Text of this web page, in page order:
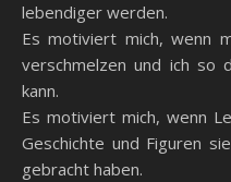
lebendiger werden.
Es motiviert mich, wenn
verschmelzen und ich so
kann.
Es motiviert mich, wenn
Geschichte und Figuren
gebracht haben.